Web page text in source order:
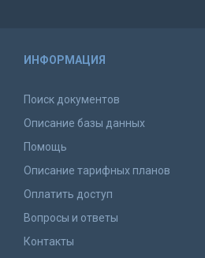
ИНФОРМАЦИЯ
Поиск документов
Описание базы данных
Помощь
Описание тарифных планов
Оплатить доступ
Вопросы и ответы
Контакты